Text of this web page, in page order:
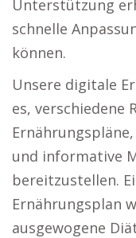
Unterstützung
schnelle
können.
Unsere digitale
es, verschiedene
und informative
bereitzustellen.
Ernährungsplan
ausgewogene